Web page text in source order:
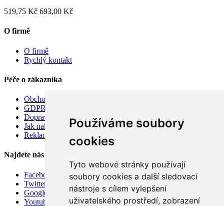
Používáme soubory
cookies
Tyto webové stránky používají
soubory cookies a další sledovací
nástroje s cílem vylepšení
uživatelského prostředí, zobrazení
519,75 Kč 693,00 Kč
O firmě
O firmě
Rychlý kontakt
Péče o zákazníka
Obchodní podmínky
GDPR
Doprava
Jak nakupovat
Reklamace
Najdete nás
Facebook
Twitter
Google
Youtube